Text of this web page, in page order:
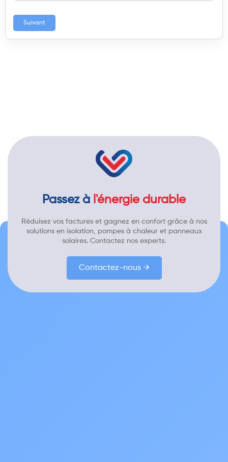
Suivant
Passez à l'énergie durable
Réduisez vos factures et gagnez en confort grâce à nos
solutions en isolation, pompes à chaleur et panneaux
solaires. Contactez nos experts.
Contactez-nous →